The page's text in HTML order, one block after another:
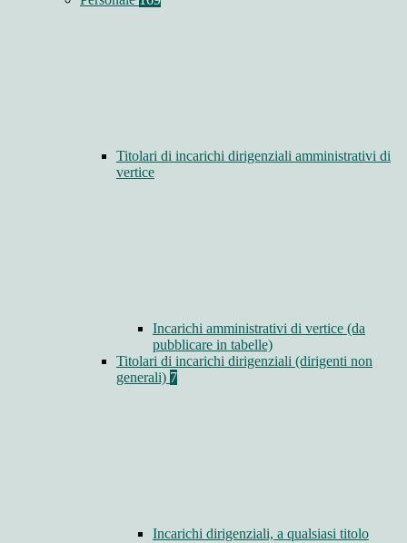
Titolari di incarichi dirigenziali amministrativi di
vertice
Incarichi amministrativi di vertice (da
pubblicare in tabelle)
Titolari di incarichi dirigenziali (dirigenti non
generali) 7
Incarichi dirigenziali, a qualsiasi titolo